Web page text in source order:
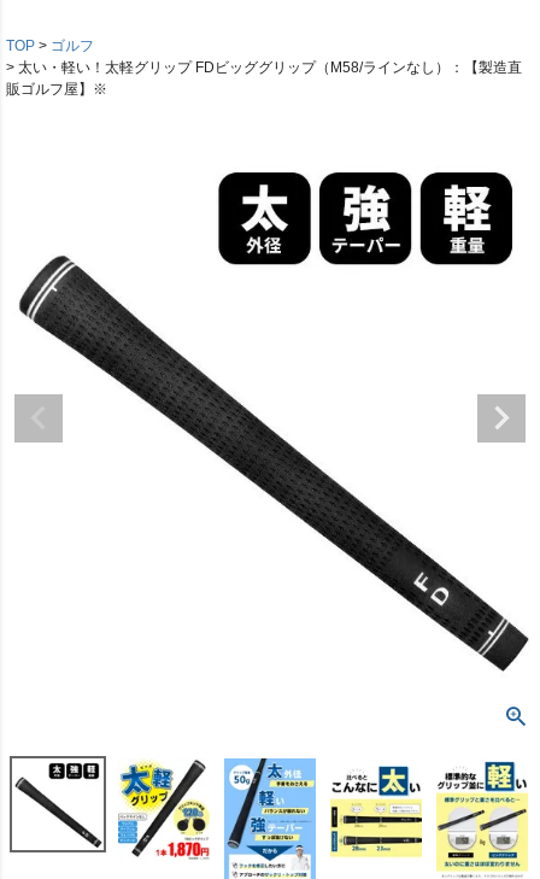
TOP
ゴルフ
太い・軽い！太軽グリップ FDビッググリップ（M58/ラインなし）：【製造直
販ゴルフ屋】※